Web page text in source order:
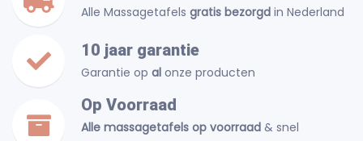
Alle Massagetafels gratis bezorgd in Nederland
10 jaar garantie
Garantie op al onze producten
Op Voorraad
Alle massagetafels op voorraad & snel